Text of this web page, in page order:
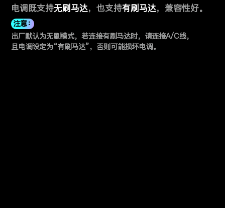
电调既支持无刷马达，也支持有刷马达，兼容性好。
注意：
出厂默认为无刷模式，若连接有刷马达时，请连接A/C线，
且电调设定为“有刷马达”，否则可能损坏电调。
电调既支持无刷马达，也支持有刷马达，兼容性好。
注意：
出厂默认为无刷模式，若连接有刷马达时，请连接A/C线，
且电调设定为“有刷马达”，否则可能损坏电调。